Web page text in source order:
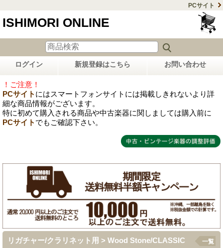
PCサイト
ISHIMORI ONLINE
ログイン 新規登録はこちら お問い合わせ
！ご注意！
PCサイト にはスマートフォンサイトには掲載しきれないより詳
細な商品情報がございます。
特に初めて購入される商品や中古楽器に関しましては購入前に
PCサイト でもご確認下さい。
リガチャー/クラリネット用 > Wood Stone/CLASSIC 一覧